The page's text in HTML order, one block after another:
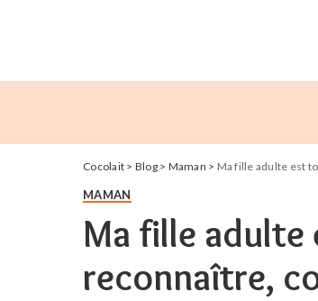
Cocolait > Blog> Maman > Ma fille adulte est
MAMAN
Ma fille
reconnaître,